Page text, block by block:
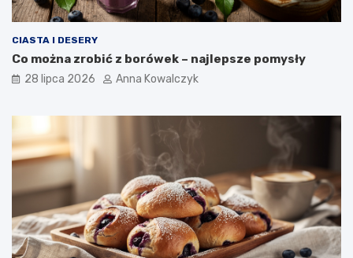
CIASTA I DESERY
Co można zrobić z borówek – najlepsze pomysły
28 lipca 2026 Anna Kowalczyk